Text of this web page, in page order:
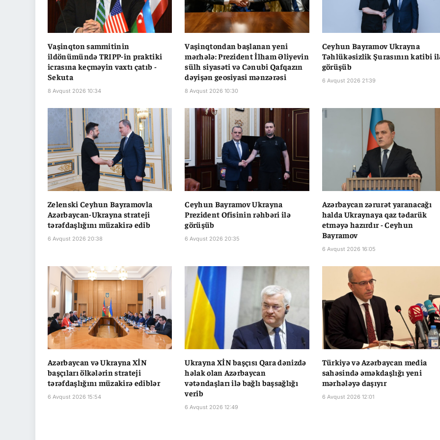
Vaşinqton sammitinin
ildönümündə TRIPP-in praktiki
icrasına keçməyin vaxtı çatıb -
Sekuta
8 Avqust 2026 10:34
Vaşinqtondan başlanan yeni
mərhələ: Prezident İlham Əliyevin
sülh siyasəti və Cənubi Qafqazın
dəyişən geosiyasi mənzərəsi
8 Avqust 2026 10:30
Ceyhun Bayramov Ukrayna
Təhlükəsizlik Şurasının katibi
görüşüb
6 Avqust 2026 21:39
Zelenski Ceyhun Bayramovla
Azərbaycan-Ukrayna strateji
tərəfdaşlığını müzakirə edib
6 Avqust 2026 20:38
Ceyhun Bayramov Ukrayna
Prezident Ofisinin rəhbəri ilə
görüşüb
6 Avqust 2026 20:35
Azərbaycan zərurət yaranacağı
halda Ukraynaya qaz tədarük
etməyə hazırdır - Ceyhun
Bayramov
6 Avqust 2026 16:05
Azərbaycan və Ukrayna XİN
başçıları ölkələrin strateji
tərəfdaşlığını müzakirə ediblər
6 Avqust 2026 15:54
Ukrayna XİN başçısı Qara dənizdə
həlak olan Azərbaycan
vətəndaşları ilə bağlı başsağlığı
verib
6 Avqust 2026 12:49
Türkiyə və Azərbaycan media
sahəsində əməkdaşlığı yeni
mərhələyə daşıyır
6 Avqust 2026 12:01